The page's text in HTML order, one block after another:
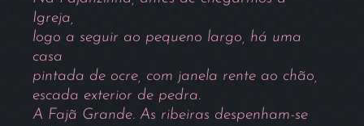
Igreja,
logo a seguir ao pequeno largo, há uma
casa
pintada de ocre, com janela rente ao chão,
escada exterior de pedra.
A Fajã Grande. As ribeiras despenham-se